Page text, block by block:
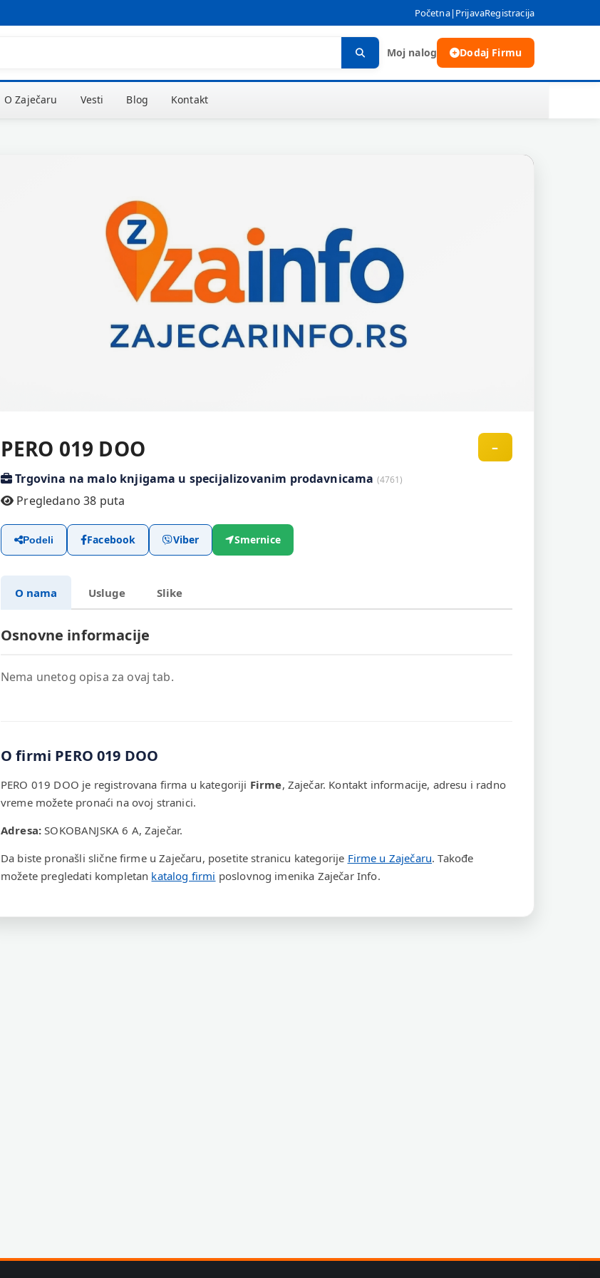
Početna| PrijavaRegistracija
Moj nalog Dodaj Firmu
O Zaječaru Vesti Blog Kontakt
PERO 019 DOO
Trgovina na malo knjigama u specijalizovanim prodavnicama (4761)
Pregledano 38 puta
–
Podeli Facebook Viber Smernice
O nama Usluge Slike
Osnovne informacije
Nema unetog opisa za ovaj tab.
O firmi PERO 019 DOO
PERO 019 DOO je registrovana firma u kategoriji Firme, Zaječar. Kontakt informacije, adresu i radno
vreme možete pronaći na ovoj stranici.
Adresa: SOKOBANJSKA 6 A, Zaječar.
Da biste pronašli slične firme u Zaječaru, posetite stranicu kategorije Firme u Zaječaru. Takođe
možete pregledati kompletan katalog firmi poslovnog imenika Zaječar Info.